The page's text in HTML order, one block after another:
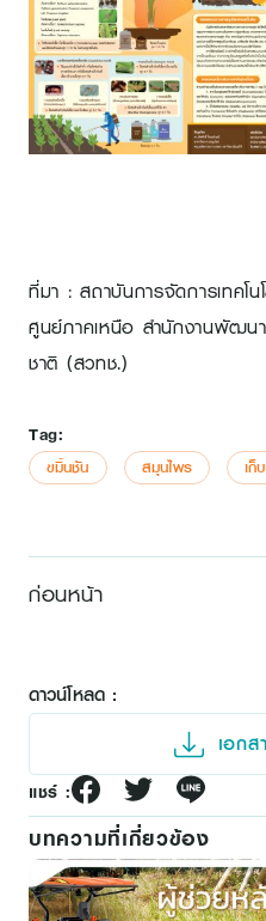
ที่มา : สถาบันการจัดการเทคโ
ศูนย์ภาคเหนือ สำนักงานพัฒนา
ชาติ (สวทช.)
Tag:
ขมิ้นชัน สมุนไพร เก็
ก่อนหน้า
ดาวน์โหลด :
เอกส
แชร์ :
บทความที่เกี่ยวข้อง